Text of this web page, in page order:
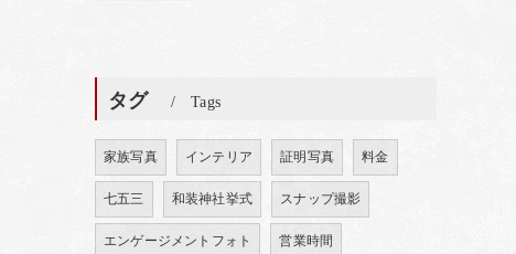
タグ Tags
家族写真 インテリア 証明写真 料金
七五三 和装神社挙式 スナップ撮影
エンゲージメントフォト 営業時間